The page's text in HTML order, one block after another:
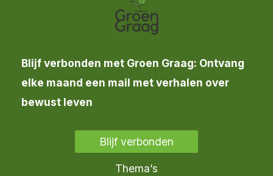
Blijf verbonden met Groen Graag: Ontvang
elke maand een mail met verhalen over
bewust leven
Blijf verbonden
Thema’s